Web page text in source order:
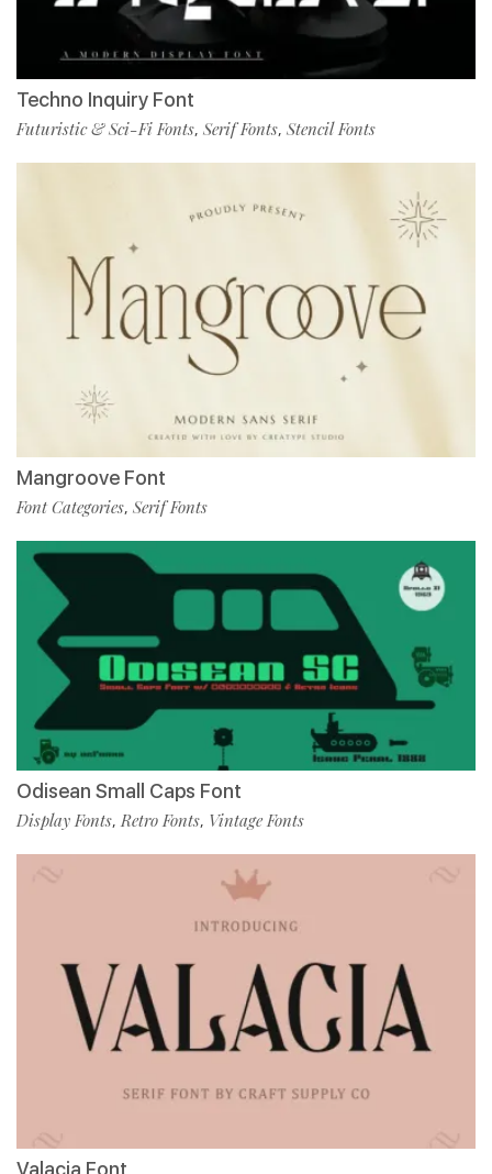
Techno Inquiry Font
Futuristic & Sci-Fi Fonts, Serif Fonts, Stencil Fonts
Mangroove Font
Font Categories, Serif Fonts
Odisean Small Caps Font
Display Fonts, Retro Fonts, Vintage Fonts
Valacia Font